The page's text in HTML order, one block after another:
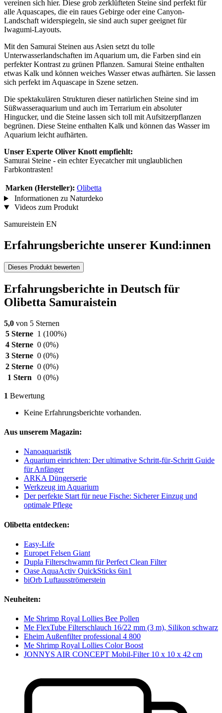
vereinen sich hier. Diese grob zerklüfteten Steine sind perfekt für
alle Aquascapes, die ein raues Gebirge oder eine Canyon-
Landschaft widerspiegeln, sie sind auch super geeignet für
Iwagumi-Layouts.
Mit den Samurai Steinen aus Asien setzt du tolle
Unterwasserlandschaften im Aquarium um, die Farben sind ein
perfekter Kontrast zu grünen Pflanzen. Samurai Steine enthalten
etwas Kalk und können weiches Wasser etwas aufhärten. Sie lassen
sich perfekt im Aquascape in Szene setzen.
Die spektakulären Strukturen dieser natürlichen Steine sind im
Süßwasseraquarium und auch im Terrarium ein absoluter
Hingucker, und die Steine lassen sich toll mit Aufsitzerpflanzen
begrünen. Diese Steine enthalten Kalk und können das Wasser im
Aquarium leicht aufhärten.
Unser Experte Oliver Knott empfiehlt:
Samurai Steine - ein echter Eyecatcher mit unglaublichen
Farbkontrasten!
Marken (Hersteller): Olibetta
Informationen zu Naturdeko
Videos zum Produkt
Samureistein EN
Erfahrungsberichte unserer Kund:innen
Dieses Produkt bewerten
Erfahrungsberichte in Deutsch für
Olibetta Samuraistein
5,0 von 5 Sternen
5 Sterne 1 (100%)
4 Sterne 0 (0%)
3 Sterne 0 (0%)
2 Sterne 0 (0%)
1 Stern
0 (0%)
1 Bewertung
Keine Erfahrungsberichte vorhanden.
Aus unserem Magazin:
Nanoaquaristik
Aquarium einrichten: Der ultimative Schritt-für-Schritt Guide
für Anfänger
ARKA Düngerserie
Werkzeug im Aquarium
Der perfekte Start für neue Fische: Sicherer Einzug und
optimale Pflege
Olibetta entdecken:
Easy-Life
Europet Felsen Giant
Dupla Filterschwamm für Perfect Clean Filter
Oase AquaActiv QuickSticks 6in1
biOrb Luftausströmerstein
Neuheiten:
Me Shrimp Royal Lollies Bee Pollen
Me FlexTube Filterschlauch 16/22 mm (3 m), Silikon schwarz
Eheim Außenfilter professional 4 800
Me Shrimp Royal Lollies Color Boost
JONNYS AIR CONCEPT Mobil-Filter 10 x 10 x 42 cm